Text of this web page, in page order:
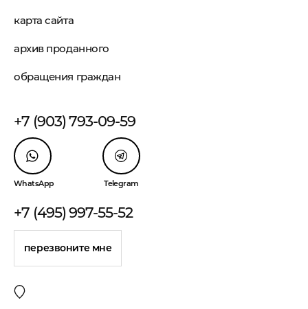
карта сайта
архив проданного
обращения граждан
+7 (903) 793-09-59
WhatsApp Telegram
+7 (495) 997-55-52
перезвоните мне